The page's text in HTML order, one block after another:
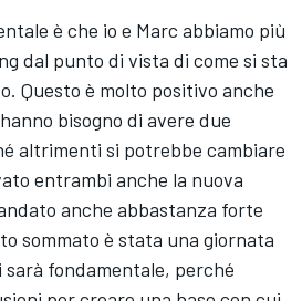
è che io e Marc abbiamo più
dal punto di vista di come si sta
Questo è molto positivo anche
bisogno di avere due
altrimenti si potrebbe cambiare
entrambi anche la nuova
anche abbastanza forte
sommato è stata una giornata
fondamentale, perché